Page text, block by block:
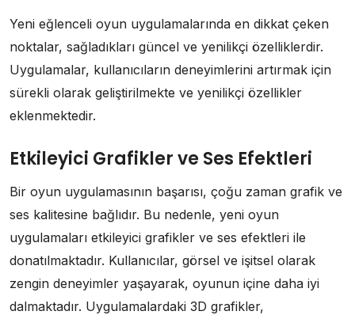
Yeni eğlenceli oyun uygulamalarında en dikkat çeken
noktalar, sağladıkları güncel ve yenilikçi özelliklerdir.
Uygulamalar, kullanıcıların deneyimlerini artırmak için
sürekli olarak geliştirilmekte ve yenilikçi özellikler
eklenmektedir.
Etkileyici Grafikler ve Ses Efektleri
Bir oyun uygulamasının başarısı, çoğu zaman grafik ve
ses kalitesine bağlıdır. Bu nedenle, yeni oyun
uygulamaları etkileyici grafikler ve ses efektleri ile
donatılmaktadır. Kullanıcılar, görsel ve işitsel olarak
zengin deneyimler yaşayarak, oyunun içine daha iyi
dalmaktadır. Uygulamalardaki 3D grafikler,